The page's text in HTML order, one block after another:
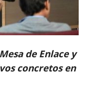
de Enlace y
concretos en